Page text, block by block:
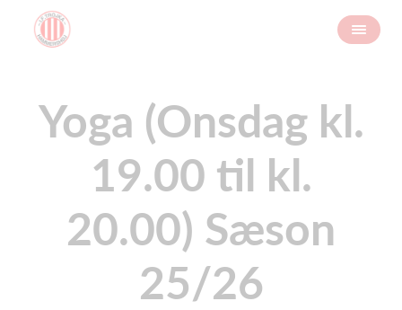
Yoga (Onsdag kl.
19.00 til kl.
20.00) Sæson
25/26